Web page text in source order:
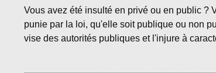
Vous avez été insulté en privé ou en public ?
punie par la loi, qu'elle soit publique ou non
vise des autorités publiques et l'injure à